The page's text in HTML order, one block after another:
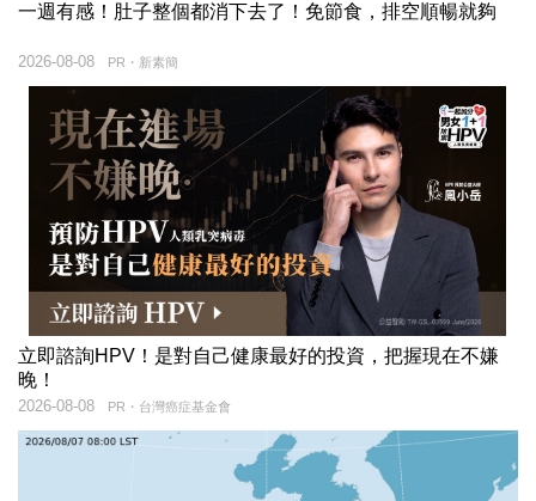
一週有感！肚子整個都消下去了！免節食，排空順暢就夠
PR・新素簡
2026-08-08
立即諮詢HPV！是對自己健康最好的投資，把握現在不嫌
晚！
PR・台灣癌症基金會
2026-08-08